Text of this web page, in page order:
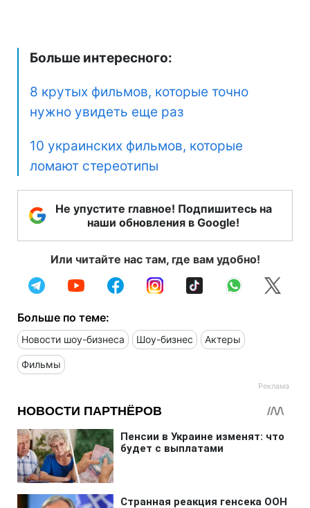
Больше интересного:
8 крутых фильмов, которые точно
нужно увидеть еще раз
10 украинских фильмов, которые
ломают стереотипы
Не упустите главное! Подпишитесь на
наши обновления в Google!
Или читайте нас там, где вам удобно!
Больше по теме:
Новости шоу-бизнеса Шоу-бизнес Актеры
Фильмы